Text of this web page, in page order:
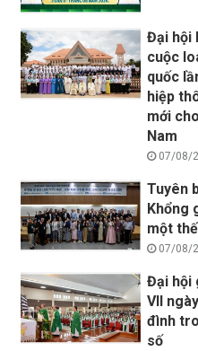
Đại hội
cuộc
quốc
hiệp
mới
Nam
07/08/
Tuyên
Khổng
một
07/08/
Đại hội
VII
đình
số